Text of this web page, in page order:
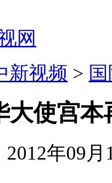
网
新视频 >
大使宫
年09月